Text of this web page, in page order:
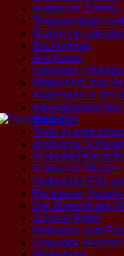
Arabische Zahlen
Textexemplare
Arabische
Büchertipps
Der Koran
Vokabeln /
Materialien zum
Arabesken in der
Sprache
Texte in
Arabische
Arabistik/
Arabische Medien
Arabischer Film
Ein kleiner
Die Sprache der
Schöne Bilder
Methoden zum
Linguistik